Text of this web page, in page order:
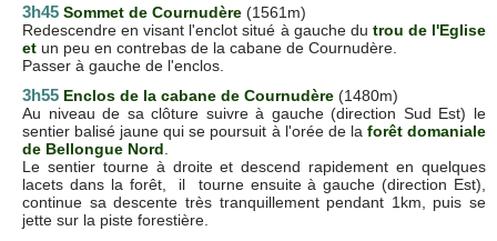
3h45 Sommet de Cournudère (1561m)
Redescendre en visant l'enclot situé à gauche du trou de l'Eglise
et un peu en contrebas de la cabane de Cournudère.
Passer à gauche de l'enclos.
3h55 Enclos de la cabane de Cournudère (1480m)
Au niveau de sa clôture suivre à gauche (direction Sud Est) le
sentier balisé jaune qui se poursuit à l'orée de la forêt domaniale
de Bellongue Nord
Le sentier tourne à droite et descend rapidement en quelques
lacets dans la forêt, il tourne ensuite à gauche (direction Est),
continue sa descente très tranquillement pendant 1km, puis se
jette sur la piste forestière.